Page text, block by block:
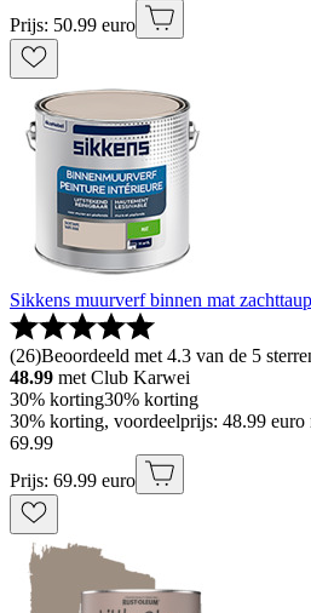
Prijs: 50.99 euro
Sikkens muurverf binnen mat
(26)Beoordeeld met 4.3 van de 5
48.99 met Club Karwei
30% korting30% korting
30% korting, voordeelprijs: 48.99
69.99
Prijs: 69.99 euro